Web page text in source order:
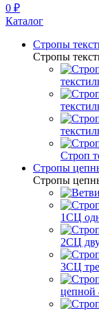
0 ₽
Каталог
Стропы
Стропы
Строп
Стропы
Стропы
1СЦ
2СЦ
3СЦ
цепной